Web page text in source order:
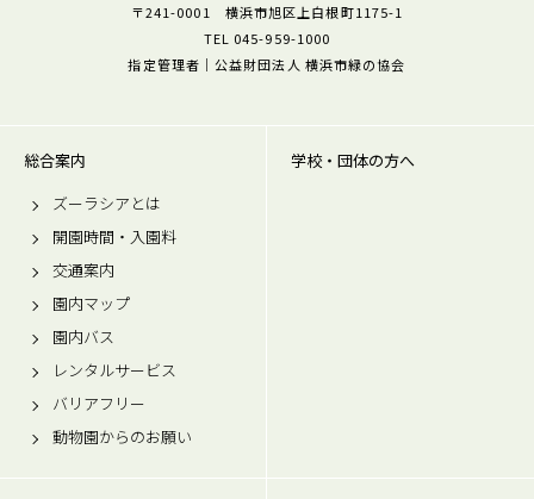
〒241-0001 横浜市旭区上白根町1175-1
TEL 045-959-1000
指定管理者｜公益財団法人 横浜市緑の協会
総合案内
ズーラシアとは
開園時間・入園料
交通案内
園内マップ
園内バス
レンタルサービス
バリアフリー
動物園からのお願い
学校・団体の方へ